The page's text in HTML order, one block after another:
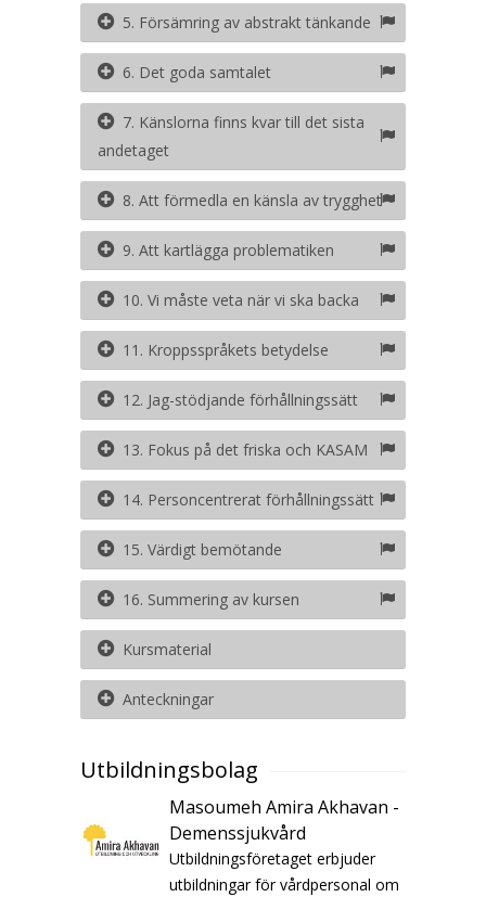
5. Försämring av abstrakt tänkande
6. Det goda samtalet
7. Känslorna finns kvar till det sista
andetaget
8. Att förmedla en känsla av trygghet
9. Att kartlägga problematiken
10. Vi måste veta när vi ska backa
11. Kroppsspråkets betydelse
12. Jag-stödjande förhållningssätt
13. Fokus på det friska och KASAM
14. Personcentrerat förhållningssätt
15. Värdigt bemötande
16. Summering av kursen
Kursmaterial
Anteckningar
Utbildningsbolag
Masoumeh Amira Akhavan -
Demenssjukvård
Utbildningsföretaget erbjuder
utbildningar för vårdpersonal om